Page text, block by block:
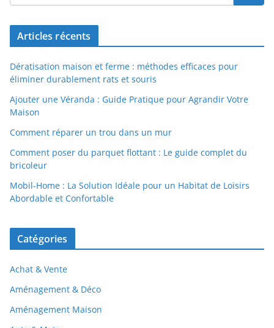
Articles récents
Dératisation maison et ferme : méthodes efficaces pour
éliminer durablement rats et souris
Ajouter une Véranda : Guide Pratique pour Agrandir Votre
Maison
Comment réparer un trou dans un mur
Comment poser du parquet flottant : Le guide complet du
bricoleur
Mobil-Home : La Solution Idéale pour un Habitat de Loisirs
Abordable et Confortable
Catégories
Achat & Vente
Aménagement & Déco
Aménagement Maison